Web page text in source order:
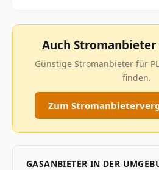
Auch
Günstige Stromanbieter für
finden.
Zum
GASANBIETER IN DER